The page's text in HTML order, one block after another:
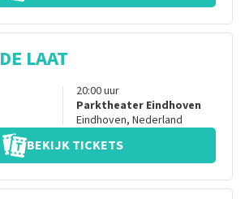
LAAT
20:00uur
Parktheater Eindhoven
Eindhoven, Nederland
BEKIJK TICKETS